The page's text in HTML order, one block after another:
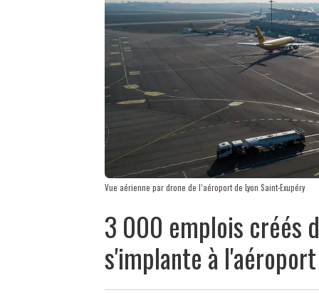
Vue aérienne par drone de l’aéroport de Lyon Saint-Exupéry
3 000 emplois créés
s'implante à